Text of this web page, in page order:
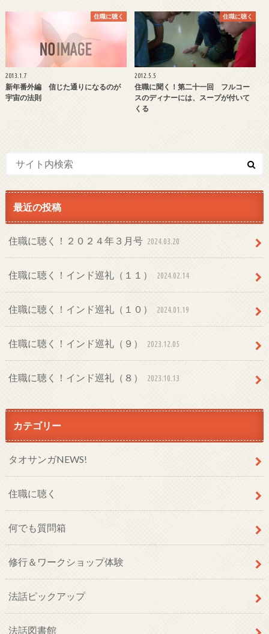
住職に聴く
2013.1.7
新年番外編 信じた通りになるのが
宇宙の法則
住職に聴く
2012.5.5
住職に聞く！第二十一回 フルコー
スのディナーには、スープが付いて
くる
最近の投稿
住職に聴く！２０２４年３月号 2024.03.20
住職に聴く！インド巡礼（１１） 2024.02.14
住職に聴く！インド巡礼（１０） 2024.01.19
住職に聴く！インド巡礼（９） 2023.12.05
住職に聴く！インド巡礼（８） 2023.10.13
カテゴリー
タオサンガNEWS!
住職に聴く
何でも質問箱
修行＆ワークショップ体験
法話ピックアップ
法話図書館